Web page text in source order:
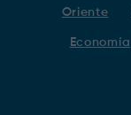
Oriente
Economía